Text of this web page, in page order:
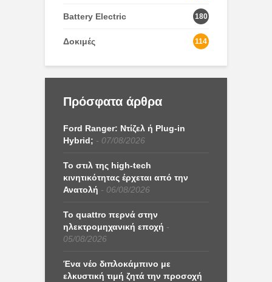
Battery Electric 180
Δοκιμές 114
Πρόσφατα άρθρα
Ford Ranger: Ντίζελ ή Plug-in
Hybrid;
07/08/2026
Το στιλ της high-tech
κινητικότητας έρχεται από την
Ανατολή
06/08/2026
Το quattro περνά στην
ηλεκτρομηχανική εποχή
05/08/2026
Ένα νέο διπλοκάμπινο με
ελκυστική τιμή ζητά την προσοχή